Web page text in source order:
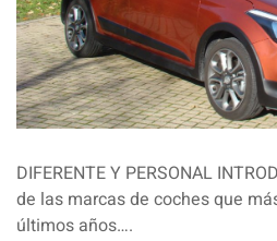
DIFERENTE Y PERSONAL
de las marcas de coches que
últimos años….